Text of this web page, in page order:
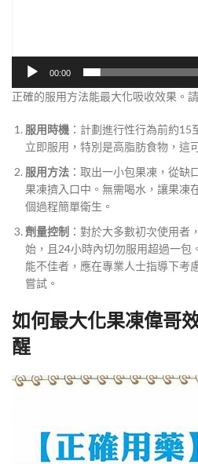
00:00
正確的服用方法能最大化吸收效果。
服用時機 ：計劃進行性行為前約
立即服用，特別是高脂肪食物，這
服用方法 ：取出一小包果凍，從缺
果凍擠入口中。無需喝水，讓果凍
個過程簡單衛生。
劑量控制 ：對於大多數初次使用者
始，且24小時內切勿服用超過一包
能不佳者，應在專業人士指導下考
嘗試。
如何最大化果凍偉哥
醒